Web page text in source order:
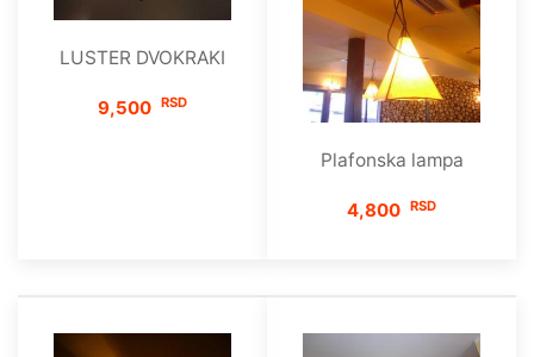
LUSTER DVOKRAKI
9,500 RSD
Plafonska lampa
4,800 RSD